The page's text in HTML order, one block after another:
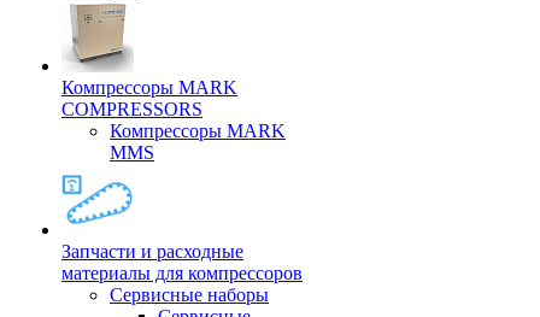
Компрессоры MARK
COMPRESSORS
Компрессоры MARK
MMS
Запчасти и расходные
материалы для компрессоров
Cервисные наборы